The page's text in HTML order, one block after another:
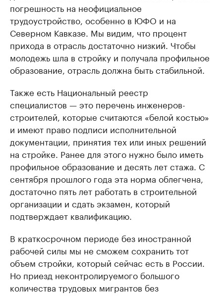
погрешность на неофициальное
трудоустройство, особенно в ЮФО и на
Северном Кавказе. Мы видим, что процент
прихода в отрасль достаточно низкий. Чтобы
молодежь шла в стройку и получала профильное
образование, отрасль должна быть стабильной.
Также есть Национальный реестр
специалистов — это перечень инженеров-
строителей, которые считаются «белой костью»
и имеют право подписи исполнительной
документации, принятия тех или иных решений
на стройке. Ранее для этого нужно было иметь
профильное образование и десять лет стажа. С
сентября прошлого года эта норма облегчена,
достаточно пять лет работать в строительной
организации и сдать экзамен, который
подтверждает квалификацию.
В краткосрочном периоде без иностранной
рабочей силы мы не сможем сохранить тот
объем стройки, который сейчас есть в России.
Но приезд неконтролируемого большого
количества трудовых мигрантов без